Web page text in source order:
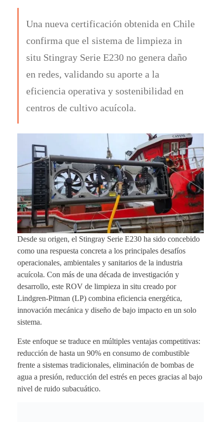
Una nueva certificación obtenida en Chile
confirma que el sistema de limpieza in
situ Stingray Serie E230 no genera daño
en redes, validando su aporte a la
eficiencia operativa y sostenibilidad en
centros de cultivo acuícola.
Desde su origen, el Stingray Serie E230 ha sido concebido
como una respuesta concreta a los principales desafíos
operacionales, ambientales y sanitarios de la industria
acuícola. Con más de una década de investigación y
desarrollo, este ROV de limpieza in situ creado por
Lindgren-Pitman (LP) combina eficiencia energética,
innovación mecánica y diseño de bajo impacto en un solo
sistema.
Este enfoque se traduce en múltiples ventajas competitivas:
reducción de hasta un 90% en consumo de combustible
frente a sistemas tradicionales, eliminación de bombas de
agua a presión, reducción del estrés en peces gracias al bajo
nivel de ruido subacuático.